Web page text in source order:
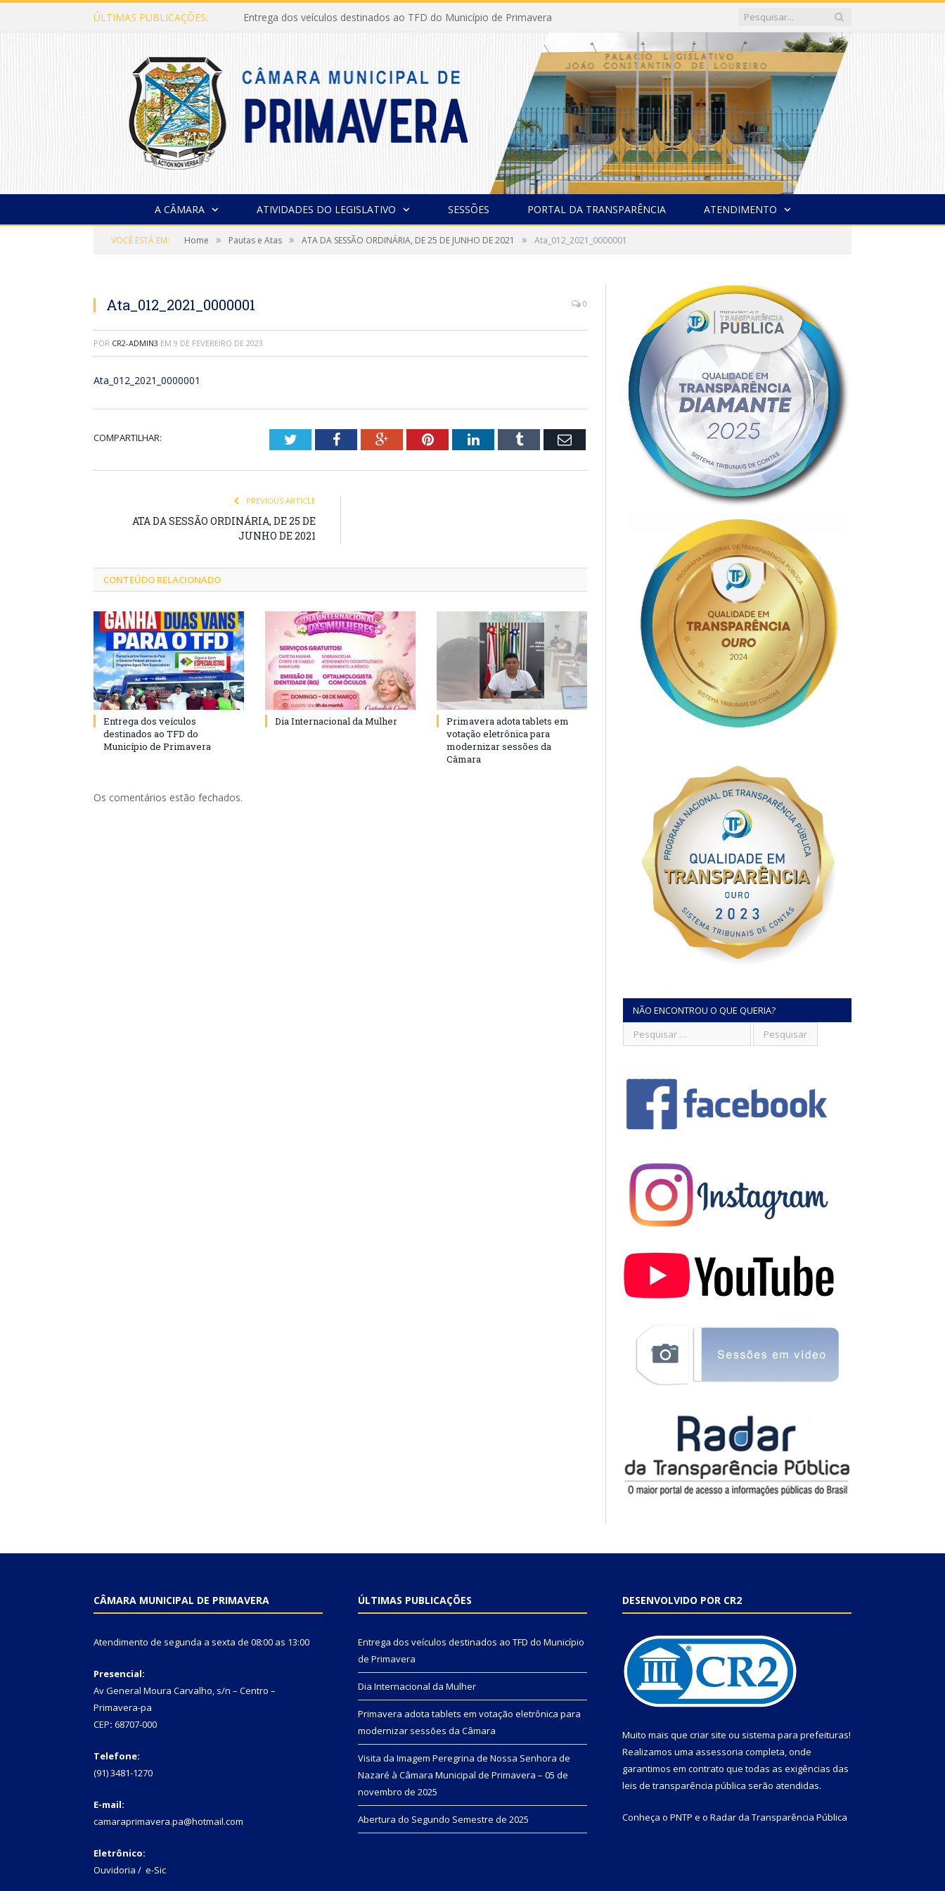
ÚLTIMAS PUBLICAÇÕES: Entrega dos veículos destinados ao TFD do Município de Primavera
A CÂMARA ATIVIDADES DO LEGISLATIVO SESSÕES PORTAL DA TRANSPARÊNCIA ATENDIMENTO
VOCÊ ESTÁ EM: Home » Pautas e Atas » ATA DA SESSÃO ORDINÁRIA, DE 25 DE JUNHO DE 2021 » Ata_012_2021_0000001
Ata_012_2021_0000001 0
POR CR2-ADMIN3 EM 9 DE FEVEREIRO DE 2023
Ata_012_2021_0000001
COMPARTILHAR: TwitterFacebookGoogle+PinterestLinkedInTumblr Email
PREVIOUS ARTICLE
ATA DA SESSÃO ORDINÁRIA, DE 25 DE
JUNHO DE 2021
CONTEÚDO RELACIONADO
Entrega dos veículos
destinados ao TFD do
Município de Primavera
Dia Internacional da Mulher
Primavera adota tablets em
votação eletrônica para
modernizar sessões da
Câmara
Os comentários estão fechados.
NÃO ENCONTROU O QUE QUERIA?
CÂMARA MUNICIPAL DE PRIMAVERA
Atendimento de segunda a sexta de 08:00 as 13:00
Presencial:
Av General Moura Carvalho, s/n – Centro –
Primavera-pa
CEP: 68707-000
Telefone:
(91) 3481-1270
E-mail:
camaraprimavera.pa@hotmail.com
Eletrônico:
Ouvidoria / e-Sic
ÚLTIMAS PUBLICAÇÕES
Entrega dos veículos destinados ao TFD do Município
de Primavera
Dia Internacional da Mulher
Primavera adota tablets em votação eletrônica para
modernizar sessões da Câmara
Visita da Imagem Peregrina de Nossa Senhora de
Nazaré à Câmara Municipal de Primavera – 05 de
novembro de 2025
Abertura do Segundo Semestre de 2025
DESENVOLVIDO POR CR2
Muito mais que criar site ou sistema para prefeituras!
Realizamos uma assessoria completa, onde
garantimos em contrato que todas as exigências das
leis de transparência pública serão atendidas.
Conheça o PNTP e o Radar da Transparência Pública